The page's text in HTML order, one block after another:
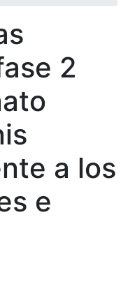
2
a los
e